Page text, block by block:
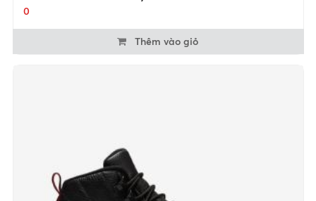
0
Thêm vào giỏ